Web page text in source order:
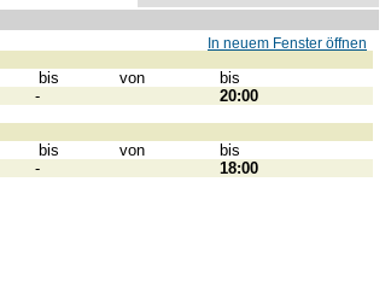
In neuem Fenster öffnen
bis von
bis
-
20:00
bis von
bis
- 18:00